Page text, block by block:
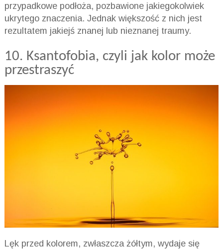
przypadkowe podłoża, pozbawione jakiegokolwiek
ukrytego znaczenia. Jednak większość z nich jest
rezultatem jakiejś znanej lub nieznanej traumy.
10. Ksantofobia, czyli jak kolor może
przestraszyć
Lęk przed kolorem, zwłaszcza żółtym, wydaje się